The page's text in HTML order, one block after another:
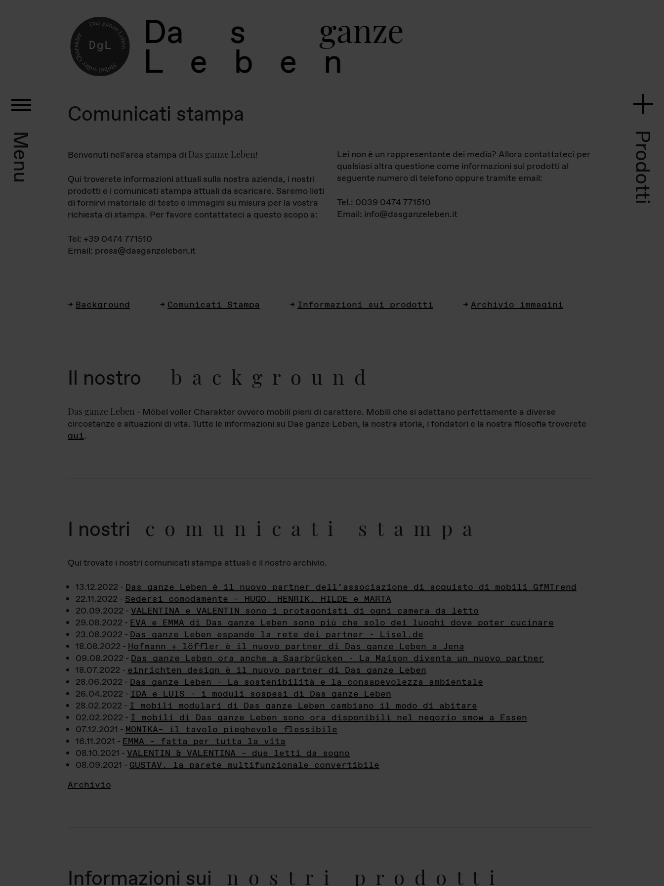
Da s ganz
L e b e
Menu Prodotti
Comunicati stampa
Benvenuti nell'area stampa di Das ganze Leben!
Qui troverete informazioni attuali sulla nostra azienda, i nostri
prodotti e i comunicati stampa attuali da scaricare. Saremo lieti
di fornirvi materiale di testo e immagini su misura per la vostra
richiesta di stampa. Per favore contattateci a questo scopo a:
Tel: +39 0474 771510
Email: press@dasganzeleben.it
Lei non è un rappresentante dei media? Allora contattateci per
qualsiasi altra questione come informazioni sui prodotti al
seguente numero di telefono oppure tramite email:
Tel.: 0039 0474 771510
Email: info@dasganzeleben.it
Background Comunicati Stampa Informazioni sui prodotti Archivio immagini
Il nostro background
Das ganze Leben - Möbel voller Charakter ovvero mobili pieni di carattere. Mobili che si adattano perfettamente a diverse
circostanze e situazioni di vita. Tutte le informazioni su Das ganze Leben, la nostra storia, i fondatori e la nostra filosofia troverete
qui.
I nostri comunicati stampa
Qui trovate i nostri comunicati stampa attuali e il nostro archivio.
13.12.2022 - Das ganze Leben è il nuovo partner dell’associazione di acquisto di mobili GfMTrend
22.11.2022 - Sedersi comodamente – HUGO, HENRIK, HILDE e MARTA
20.09.2022 - VALENTINA e VALENTIN sono i protagonisti di ogni camera da letto
29.08.2022 - EVA e EMMA di Das ganze Leben sono più che solo dei luoghi dove poter cucinare
23.08.2022 - Das ganze Leben espande la rete dei partner - Lisel.de
18.08.2022 - Hofmann + löffler è il nuovo partner di Das ganze Leben a Jena
09.08.2022 - Das ganze Leben ora anche a Saarbrücken - La Maison diventa un nuovo partner
18.07.2022 - einrichten design è il nuovo partner di Das ganze Leben
28.06.2022 - Das ganze Leben - La sostenibilità e la consapevolezza ambientale
26.04.2022 - IDA e LUIS - i moduli sospesi di Das ganze Leben
28.02.2022 - I mobili modulari di Das ganze Leben cambiano il modo di abitare
02.02.2022 - I mobili di Das ganze Leben sono ora disponibili nel negozio smow a Essen
07.12.2021 - MONIKA– il tavolo pieghevole flessibile
16.11.2021 - EMMA – fatta per tutta la vita
08.10.2021 - VALENTIN & VALENTINA – due letti da sogno
08.09.2021 - GUSTAV, la parete multifunzionale convertibile
Archivio
Informazioni sui nostri prodotti